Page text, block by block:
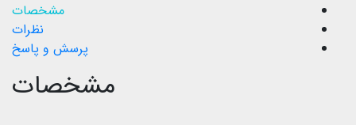
مشخصات
نظرات
پرسش و پاسخ
مشخصات